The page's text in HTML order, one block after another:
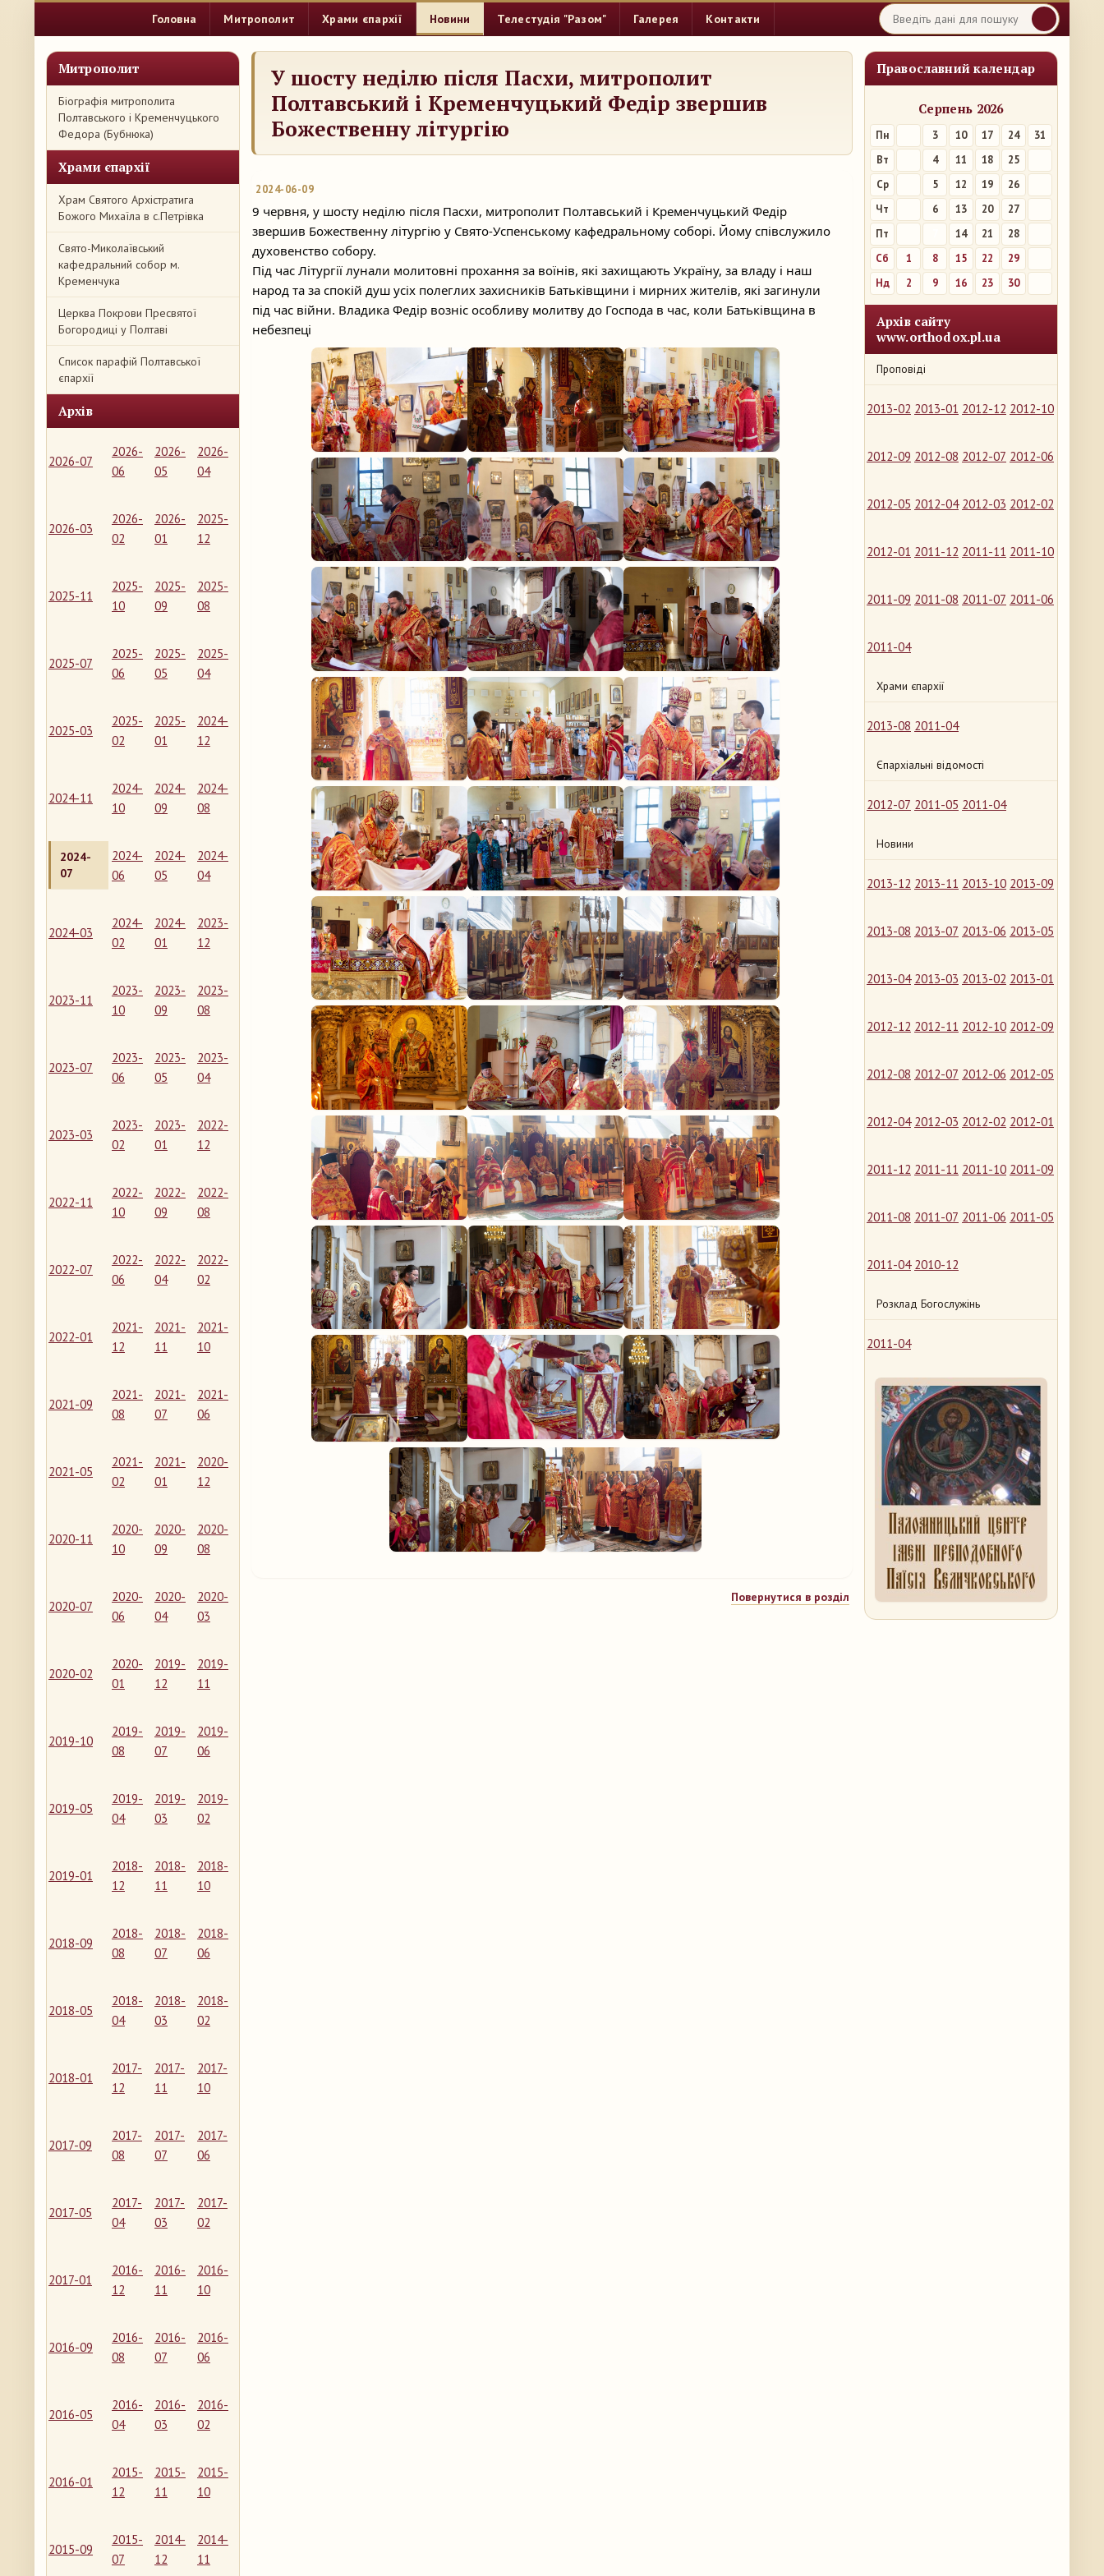
Головна Митрополит Храми єпархії Новини Телестудія "Разом" Галерея Контакти
Митрополит
Біографія митрополита
Полтавського і Кременчуцького
Федора (Бубнюка)
Храми єпархії
Храм Святого Архістратига
Божого Михаїла в с.Петрівка
Свято-Миколаївський
кафедральний собор м.
Кременчука
Церква Покрови Пресвятої
Богородиці у Полтаві
Список парафій Полтавської
єпархії
Архів
2026-07
2026-
06
2026-
05
2026-
04
2026-03
2026-
02
2026-
01
2025-
12
2025-11
2025-
10
2025-
09
2025-
08
2025-07
2025-
06
2025-
05
2025-
04
2025-03
2025-
02
2025-
01
2024-
12
2024-11
2024-
10
2024-
09
2024-
08
2024-
07
2024-
06
2024-
05
2024-
04
2024-03
2024-
02
2024-
01
2023-
12
2023-11
2023-
10
2023-
09
2023-
08
2023-07
2023-
06
2023-
05
2023-
04
2023-03
2023-
02
2023-
01
2022-
12
2022-11
2022-
10
2022-
09
2022-
08
2022-07
2022-
06
2022-
04
2022-
02
2022-01
2021-
12
2021-
11
2021-
10
2021-09
2021-
08
2021-
07
2021-
06
2021-05
2021-
02
2021-
01
2020-
12
2020-11
2020-
10
2020-
09
2020-
08
2020-07
2020-
06
2020-
04
2020-
03
2020-02
2020-
01
2019-
12
2019-
11
2019-10
2019-
08
2019-
07
2019-
06
2019-05
2019-
04
2019-
03
2019-
02
2019-01
2018-
12
2018-
11
2018-
10
2018-09
2018-
08
2018-
07
2018-
06
2018-05
2018-
04
2018-
03
2018-
02
2018-01
2017-
12
2017-
11
2017-
10
2017-09
2017-
08
2017-
07
2017-
06
2017-05
2017-
04
2017-
03
2017-
02
2017-01
2016-
12
2016-
11
2016-
10
2016-09
2016-
08
2016-
07
2016-
06
2016-05
2016-
04
2016-
03
2016-
02
2016-01
2015-
12
2015-
11
2015-
10
2015-09
2015-
07
2014-
12
2014-
11
Православний календар
Серпень 2026
Пн 3 10 17 24
31
Вт
4 11 18
25
Ср
5 12 19
26
Чт
6 13 20
27
Пт
14 21
28
Сб
1 8 15 22
29
Нд
2 9 16 23 30
Архів сайту
www.orthodox.pl.ua
Проповіді
2013-02 2013-01 2012-12 2012-10
2012-09 2012-08 2012-07 2012-06
2012-05 2012-04 2012-03 2012-02
2012-01 2011-12 2011-11 2011-10
2011-09 2011-08 2011-07 2011-06
2011-04
Храми єпархії
2013-08 2011-04
Єпархіальні відомості
2012-07 2011-05 2011-04
Новини
2013-12 2013-11 2013-10 2013-09
2013-08 2013-07 2013-06 2013-05
2013-04 2013-03 2013-02 2013-01
2012-12 2012-11 2012-10 2012-09
2012-08 2012-07 2012-06 2012-05
2012-04 2012-03 2012-02 2012-01
2011-12 2011-11 2011-10 2011-09
2011-08 2011-07 2011-06 2011-05
2011-04 2010-12
Розклад Богослужінь
2011-04
У шосту неділю після Пасхи, митрополит
Полтавський і Кременчуцький Федір звершив
Божественну літургію
2024-06-09
9 червня, у шосту неділю після Пасхи, митрополит Полтавський і Кременчуцький Федір
звершив Божественну літургію у Свято-Успенському кафедральному соборі. Йому співслужило
духовенство собору.
Під час Літургії лунали молитовні прохання за воїнів, які захищають Україну, за владу і наш
народ та за спокій душ усіх полеглих захисників Батьківщини і мирних жителів, які загинули
під час війни. Владика Федір возніс особливу молитву до Господа в час, коли Батьківщина в
небезпеці
Повернутися в розділ